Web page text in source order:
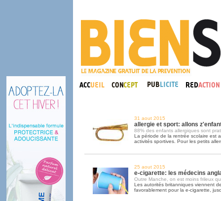
31 aout 2015
allergie et sport: allons
88% des enfants allergiques sont
La période de la rentrée scolaire est
activités sportives. Pour les petits
25 aout 2015
e-cigarette: les médecins
Outre Manche, on est moins frileux
Les autorités britanniques viennent
favorablement pour la e-cigarette,